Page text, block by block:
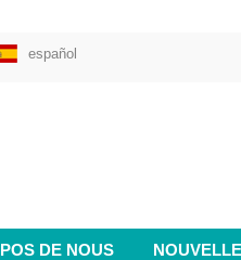
español
DE NOUS